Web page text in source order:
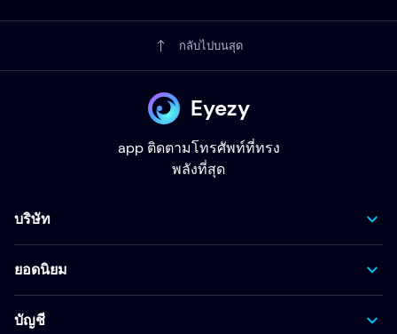
กลับไปบนสุด
Eyezy
app ติดตามโทรศัพท์ที่ทรง
พลังที่สุด
บริษัท
ยอดนิยม
บัญชี